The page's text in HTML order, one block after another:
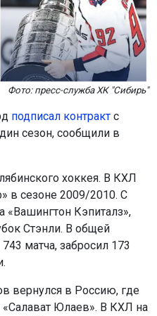
Фото: пресс-служба ХК "Сибирь"
подписал контракт с
сезон, сообщили в
хоккея. В КХЛ
в сезоне 2009/2010. С
«Вашингтон Кэпиталз»,
Стэнли. В общей
матча, забросил 173
вернулся в Россию, где
«Салават Юлаев». В КХЛ на